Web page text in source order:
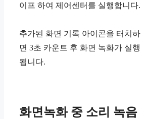
이프 하여 제어센터를 실행합니다.
추가된 화면 기록 아이콘을 터치하
면 3초 카운트 후 화면 녹화가 실행
됩니다.
화면녹화 중 소리 녹음